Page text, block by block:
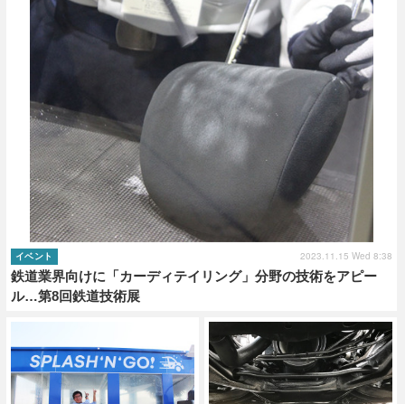
鉄道業界向けに「カーディテイリング」分野の技術をアピー
ル…第8回鉄道技術展
イベント 2023.11.15 Wed 8:38